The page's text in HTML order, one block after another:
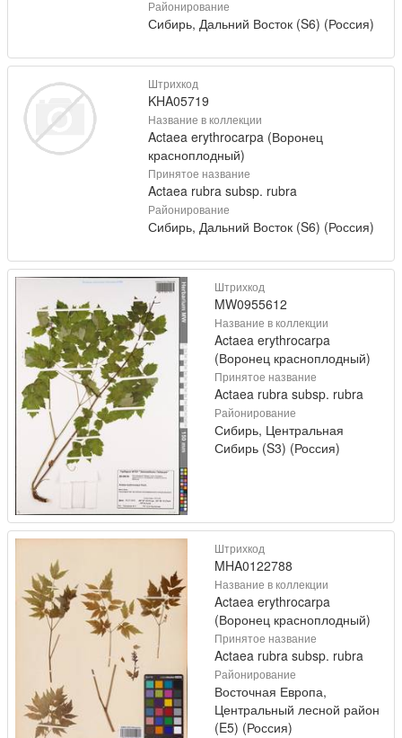
Районирование
Сибирь, Дальний Восток (S6) (Россия)
Штрихкод
KHA05719
Название в коллекции
Actaea erythrocarpa (Воронец
красноплодный)
Принятое название
Actaea rubra subsp. rubra
Районирование
Сибирь, Дальний Восток (S6) (Россия)
Штрихкод
MW0955612
Название в коллекции
Actaea erythrocarpa
(Воронец красноплодный)
Принятое название
Actaea rubra subsp. rubra
Районирование
Сибирь, Центральная
Сибирь (S3) (Россия)
Штрихкод
MHA0122788
Название в коллекции
Actaea erythrocarpa
(Воронец красноплодный)
Принятое название
Actaea rubra subsp. rubra
Районирование
Восточная Европа,
Центральный лесной район
(E5) (Россия)